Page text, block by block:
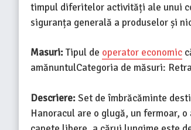
timpul diferitelor activități ale unui
siguranța generală a produselor și
Masuri:Tipul de operator economic
amănuntulCategoria de măsuri:
Descriere:Set de îmbrăcăminte
Hanoracul are o glugă, un fermoar,